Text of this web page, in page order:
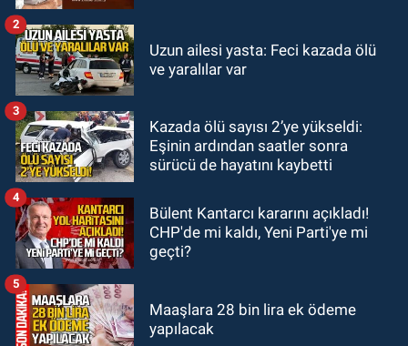
18:47Emekli öğretmenler kahve
SPOR
16:30
muhteşem klip geliyor.
Uzun ailesi yasta: Feci kazada ölü
ve yaralılar var
2
Kazada ölü sayısı 2’ye yükseldi:
Eşinin ardından saatler sonra
sürücü de hayatını kaybetti
3
Bülent Kantarcı kararını açıkladı!
CHP'de mi kaldı, Yeni Parti'ye mi
geçti?
4
Maaşlara 28 bin lira ek ödeme
yapılacak
5